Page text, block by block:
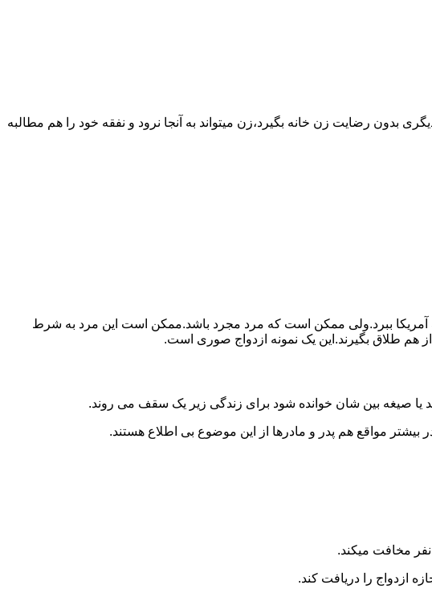
بدون رضایت زن خانه بگیرد،زن میتواند به آنجا نرود و نفقه خود را هم مطالبه
به آمریکا ببرد.ولی ممکن است که مرد مجرد باشد.ممکن است این مرد به شرط
از هم طلاق بگیرند.این یک نمونه ازدواج صوری است.
یا صیغه بین شان خوانده شود برای زندگی زیر یک سقف می روند.
بیشتر مواقع هم پدر و مادرها از این موضوع بی اطلاع هستند.
مخافت میکند.
ازدواج را دریافت کند.